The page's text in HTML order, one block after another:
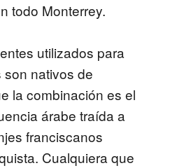
todo Monterrey.
utilizados para
nativos de
la combinación es el
árabe traída a
franciscanos
Cualquiera que